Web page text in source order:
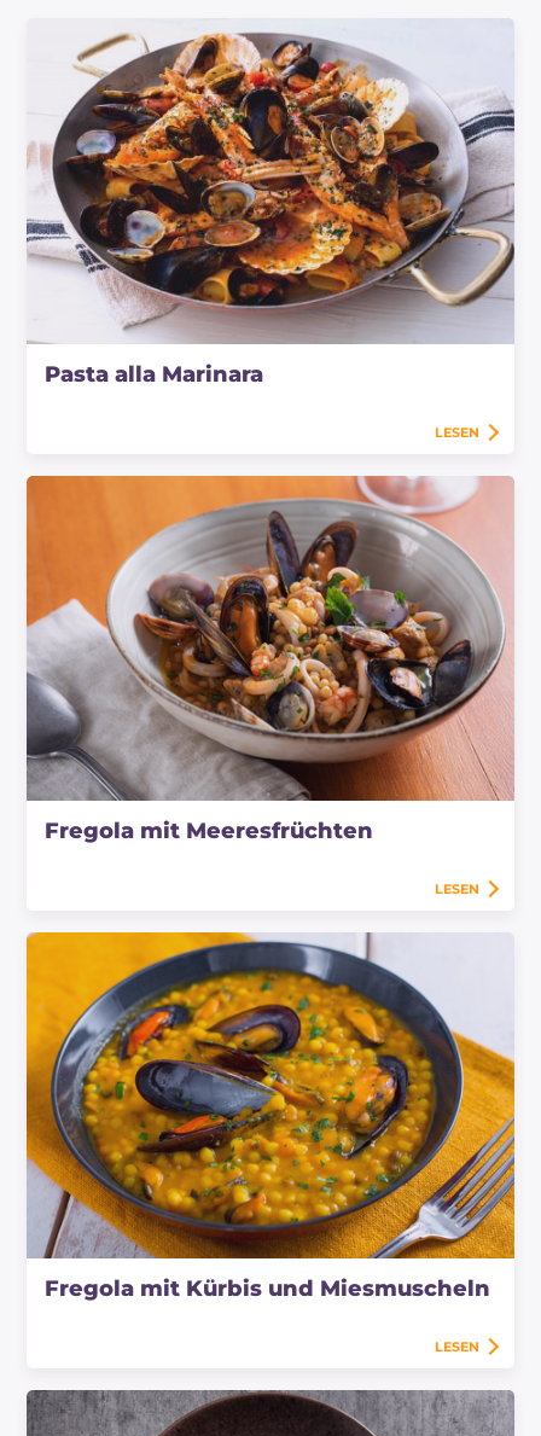
Pasta alla Marinara
LESEN
Fregola mit Meeresfrüchten
LESEN
Fregola mit Kürbis und Miesmuscheln
LESEN